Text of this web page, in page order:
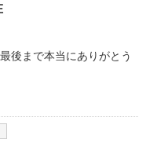
後まで本当にありがとう